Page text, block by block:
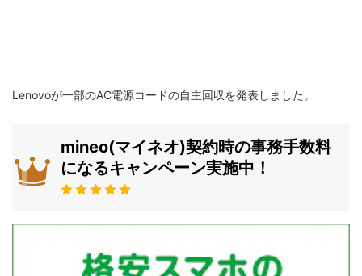
Lenovoが一部のAC電源コードの自主回収を発表しました。
mineo(マイネオ)契約時の事務手数料
になるキャンペーン実施中！